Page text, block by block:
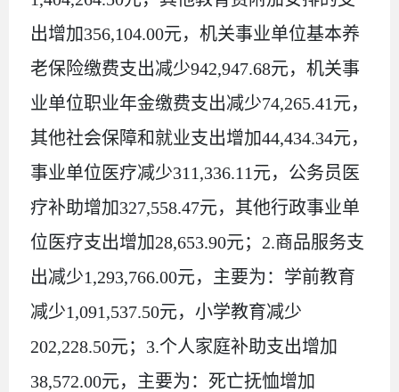
出增加356,104.00元，机关事业单位基本养
老保险缴费支出减少942,947.68元，机关事
业单位职业年金缴费支出减少74,265.41元，
其他社会保障和就业支出增加44,434.34元，
事业单位医疗减少311,336.11元，公务员医
疗补助增加327,558.47元，其他行政事业单
位医疗支出增加28,653.90元； 2.商品服务支
出减少1,293,766.00元，主要为：学前教育
减少1,091,537.50元，小学教育减少
202,228.50元； 3.个人家庭补助支出增加
38,572.00元，主要为：死亡抚恤增加